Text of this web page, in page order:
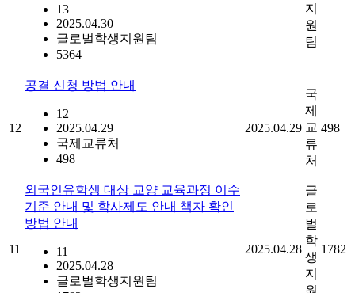
13
2025.04.30
글로벌학생지원팀
5364
지
원
팀
12
공결 신청 방법 안내
12
2025.04.29
국제교류처
498
2025.04.29
국
제
교
류
처
498
11
외국인유학생 대상 교양 교육과정 이수
기준 안내 및 학사제도 안내 책자 확인
방법 안내
11
2025.04.28
글로벌학생지원팀
2025.04.28
글
로
벌
학
생
지
원
1782